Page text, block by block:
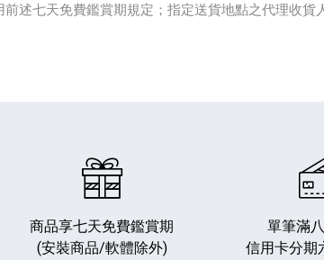
述七天免費鑑賞期規定；指定送貨地點之代理收貨
商品享七天免費鑑賞期
(安裝商品/軟體除外)
單筆滿
信用卡分期